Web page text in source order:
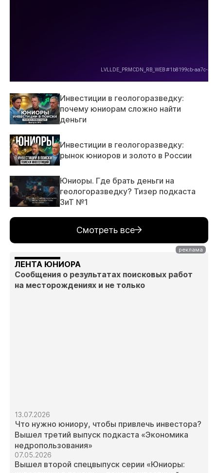
Инвестиции в геологоразведку:
почему юниорам сложно найти
деньги
Инвестиции в геологоразведку:
рынок юниоров и золото в России
Юниоры. Где брать деньги на
геологоразведку? Тизер подкаста
ЗиТ №1
Смотреть все
ЛЕНТА ЮНИОРА
Сообщения о результатах поисковых работ
на месторождениях и не только
13.07.2026
Что нужно юниору, чтобы привлечь инвестора?
Вышел третий выпуск подкаста «Экономика
недропользования»
07.05.2026
Вышел второй спецвыпуск серии «Юниоры: